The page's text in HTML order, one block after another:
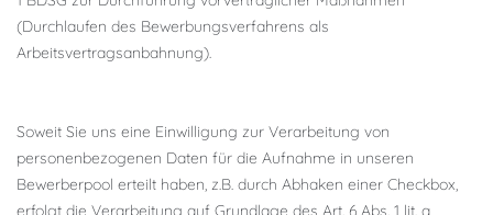
(Durchlaufen des Bewerbungsverfahrens als
Arbeitsvertragsanbahnung).
Soweit Sie uns eine Einwilligung zur Verarbeitung von
personenbezogenen Daten für die Aufnahme in unseren
Bewerberpool erteilt haben, z.B. durch Abhaken einer Checkbox,
erfolgt die Verarbeitung auf Grundlage des Art. 6 Abs. 1 lit. a